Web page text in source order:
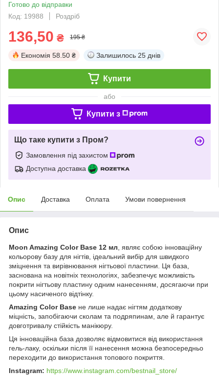
Готово до відправки
Код: 19988
Роздріб
136,50 ₴ 195 ₴
Економія 58.50 ₴ Залишилось 25 днів
Купити
або
Купити з
Що таке купити з Пром?
Замовлення під захистом
Доступна доставка
Опис Доставка Оплата Умови повернення
Опис
Moon Amazing Color Base 12 мл , являє собою інноваційну
кольорову базу для нігтів, ідеальний вибір для швидкого
зміцнення та вирівнювання нігтьової пластини. Ця база,
заснована на новітніх технологіях, забезпечує можливість
покрити нігтьову пластину одним нанесенням, досягаючи при
цьому насиченого відтінку.
Amazing Color Base не лише надає нігтям додаткову
міцність, запобігаючи сколам та подряпинам, але й гарантує
довготривалу стійкість манікюру.
Ця інноваційна база дозволяє відмовитися від використання
гель-лаку, оскільки після її нанесення можна безпосередньо
переходити до використання топового покриття.
Instagram: https://www.instagram.com/bestnail_store/